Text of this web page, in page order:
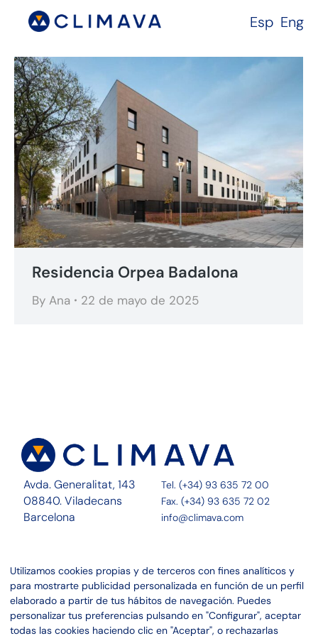
Esp Eng
Residencia Orpea Badalona
By Ana 22 de mayo de 2025
Avda. Generalitat, 143
08840. Viladecans
Barcelona
Tel. (+34) 93 635 72 00
Fax. (+34) 93 635 72 02
info@climava.com
Servicios
Proyectos
Noticias
Canal ético
Linkedin Aviso legal
Utilizamos cookies propias y de terceros con fines analíticos y
para mostrarte publicidad personalizada en función de un perfil
elaborado a partir de tus hábitos de navegación. Puedes
personalizar tus preferencias pulsando en "Configurar", aceptar
todas las cookies haciendo clic en "Aceptar", o rechazarlas